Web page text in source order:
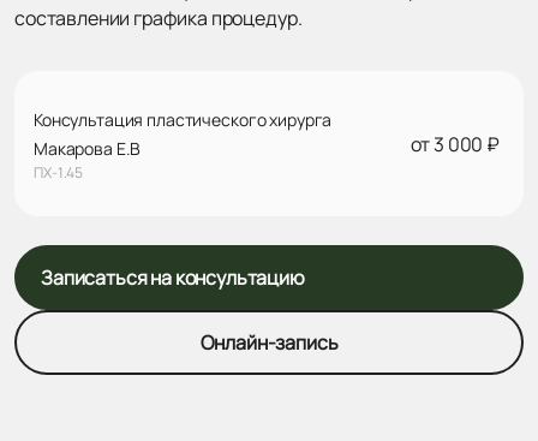
составлении графика процедур.
Консультация пластического хирурга
Макарова Е.В
ПХ-1.45
от 3 000 ₽
Записаться на консультацию
Онлайн-запись